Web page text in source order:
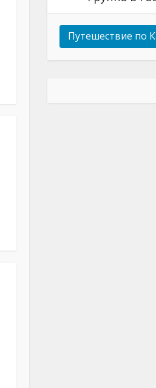
Путешествие по